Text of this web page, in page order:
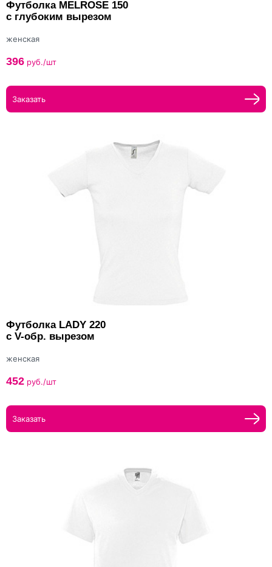
Футболка MELROSE 150
с глубоким вырезом
женская
396 руб./шт
Заказать
Футболка LADY 220
с V-обр. вырезом
женская
452 руб./шт
Заказать